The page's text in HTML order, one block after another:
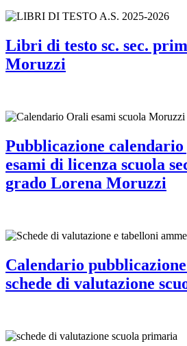
Libri di testo sc. sec.
Moruzzi
Pubblicazione
esami di licenza scuola
grado Lorena Moruzzi
Calendario
schede di valutazione